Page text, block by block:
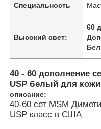
Специальность
Высокий свет:
60
40 - 60 дополнение
USP белый для кожи
описание:
40-60 сет MSM
USP класс в США